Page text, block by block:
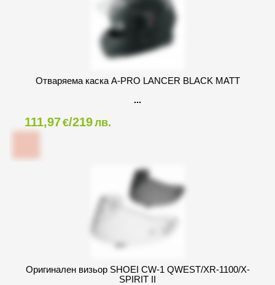
Oтваряема каска A-PRO LANCER BLACK МАТТ
111,97€/219лв.
Оригинален визьор SHOEI CW-1 QWEST/XR-1100/X-
SPIRIT II